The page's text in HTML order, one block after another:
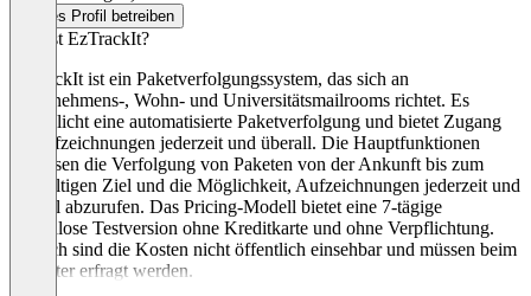
Dieses Profil betreiben
Was ist EzTrackIt?
EzTrackIt ist ein Paketverfolgungssystem, das sich an
Unternehmens-, Wohn- und Universitätsmailrooms richtet. Es
ermöglicht eine automatisierte Paketverfolgung und bietet Zugang
zu Aufzeichnungen jederzeit und überall. Die Hauptfunktionen
umfassen die Verfolgung von Paketen von der Ankunft bis zum
endgültigen Ziel und die Möglichkeit, Aufzeichnungen jederzeit und
überall abzurufen. Das Pricing-Modell bietet eine 7-tägige
kostenlose Testversion ohne Kreditkarte und ohne Verpflichtung.
Danach sind die Kosten nicht öffentlich einsehbar und müssen beim
Anbieter erfragt werden.